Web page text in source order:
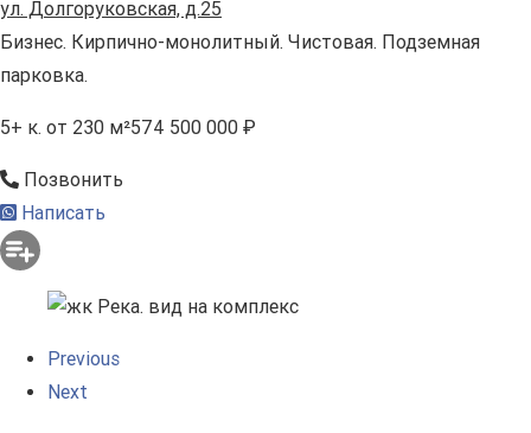
ул. Долгоруковская, д.25
Бизнес. Кирпично-монолитный. Чистовая. Подземная
парковка.
5+ к. от 230 м²574 500 000 ₽
Позвонить
Написать
Previous
Next